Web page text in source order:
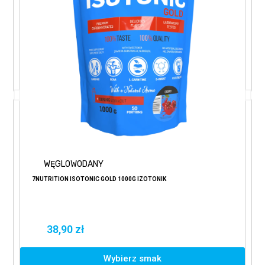
WĘGLOWODANY
7NUTRITION ISOTONIC GOLD 1000G IZOTONIK
38,90 zł
Wybierz smak